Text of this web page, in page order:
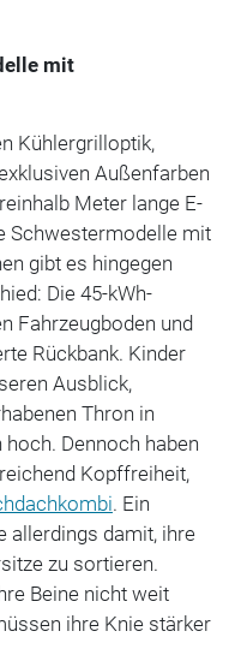
mit
Kühlergrilloptik,
Außenfarben
Meter lange E-
Schwestermodelle mit
gibt es hingegen
Die 45-kWh-
Fahrzeugboden und
Rückbank. Kinder
Ausblick,
Thron in
Dennoch haben
Kopffreiheit,
. Ein
allerdings damit, ihre
zu sortieren.
Beine nicht weit
ihre Knie stärker